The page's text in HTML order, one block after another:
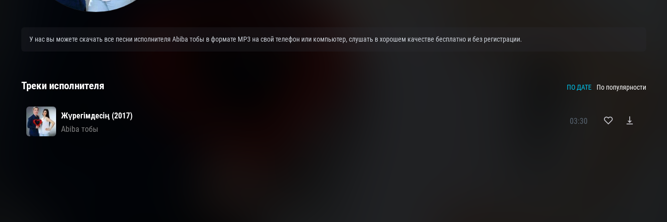
У нас вы можете скачать все песни исполнителя Abiba тобы в формате MP3 на свой телефон или компьютер, слушать в хорошем качестве бесплатно и без регистрации.
Треки исполнителя ПО ДАТЕ По популярности
Жүрегімдесің (2017)
Abiba тобы
03:30